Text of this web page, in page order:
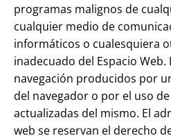
programas malignos de
cualquier medio de
informáticos o cualesquiera
inadecuado del Espacio
navegación producidos por
del navegador o por el uso
actualizadas del mismo. El
web se reservan el derecho